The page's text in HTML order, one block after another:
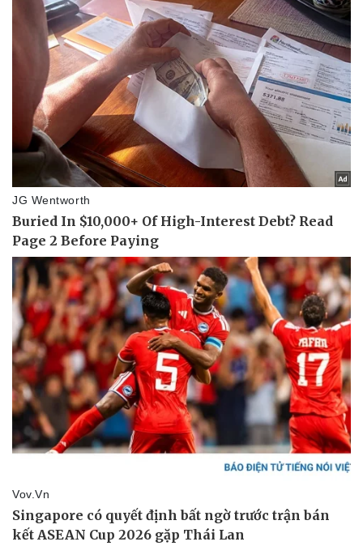
Pháp luật
Vụ án
Tin nóng
Tư vấn luật
Quân sự - Quốc phòng
Vũ khí
Việt Nam
Phân tích